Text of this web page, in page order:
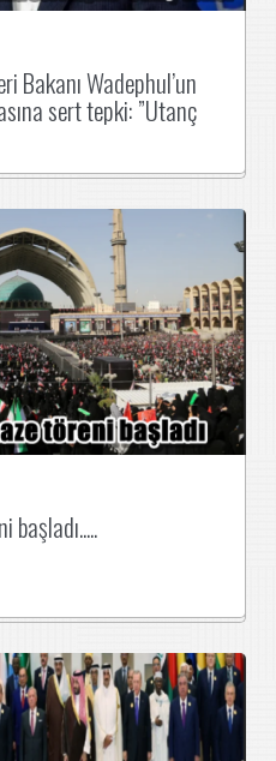
Bakanı Wadephul’un
sert tepki: ”Utanç
başladı.....